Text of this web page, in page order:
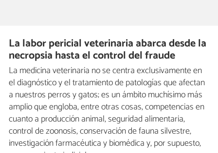
La labor pericial veterinaria abarca desde la
necropsia hasta el control del fraude
La medicina veterinaria no se centra exclusivamente en
el diagnóstico y el tratamiento de patologías que afectan
a nuestros perros y gatos; es un ámbito muchísimo más
amplio que engloba, entre otras cosas, competencias en
cuanto a producción animal, seguridad alimentaria,
control de zoonosis, conservación de fauna silvestre,
investigación farmacéutica y biomédica y, por supuesto,